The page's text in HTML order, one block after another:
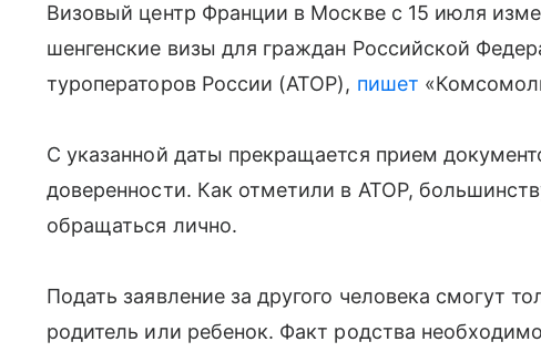
Визовый центр Франции в Москве с 15 июля
шенгенские визы для граждан Российской
туроператоров России (АТОР), пишет
С указанной даты прекращается прием
доверенности. Как отметили в АТОР,
обращаться лично.
Подать заявление за другого человека смогут
родитель или ребенок. Факт родства